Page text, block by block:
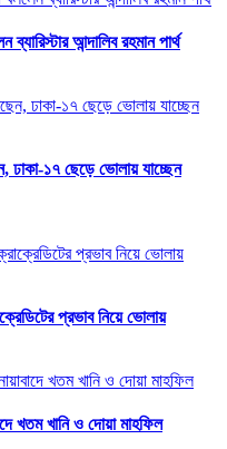
আন্দালিব রহমান পার্থ
ঢাকা-১৭ ছেড়ে ভোলায় যাচ্ছেন
প্রভাব নিয়ে ভোলায়
খতম খানি ও দোয়া মাহফিল